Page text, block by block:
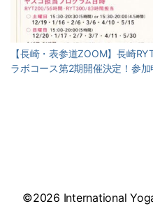
【長崎・表参道ZOOM】長崎
ラボコース第2期開催決定！参加
©2026 International